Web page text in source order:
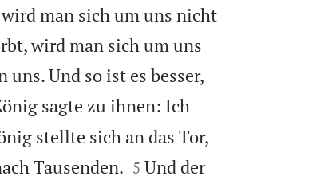
man sich um uns nicht
wird man sich um uns
Und so ist es besser,
sagte zu ihnen: Ich
stellte sich an das Tor,
Tausenden.
5 Und der